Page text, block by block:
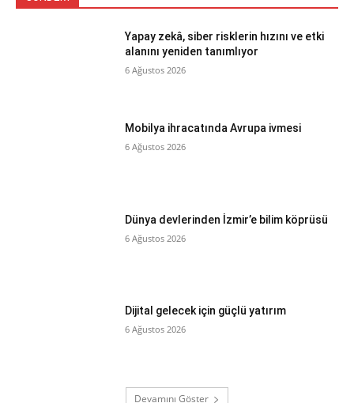
Yapay zekâ, siber risklerin hızını ve etki
alanını yeniden tanımlıyor
6 Ağustos 2026
Mobilya ihracatında Avrupa ivmesi
6 Ağustos 2026
Dünya devlerinden İzmir’e bilim köprüsü
6 Ağustos 2026
Dijital gelecek için güçlü yatırım
6 Ağustos 2026
Devamını Göster